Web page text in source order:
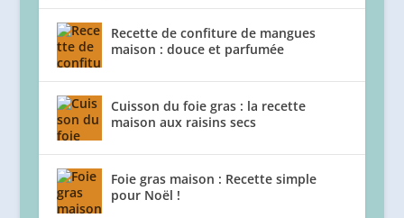
Recette de confiture de mangues
maison : douce et parfumée
Cuisson du foie gras : la recette
maison aux raisins secs
Foie gras maison : Recette simple
pour Noël !